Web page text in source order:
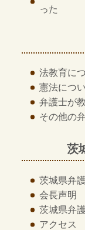
った
法教育に
憲法につ
弁護士が
その他の
茨
茨城県弁
会長声明
茨城県弁
アクセス